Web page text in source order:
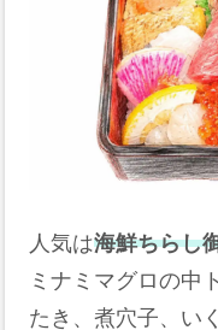
人気は海鮮ちらし
ミナミマグロの中
たき、煮穴子、い